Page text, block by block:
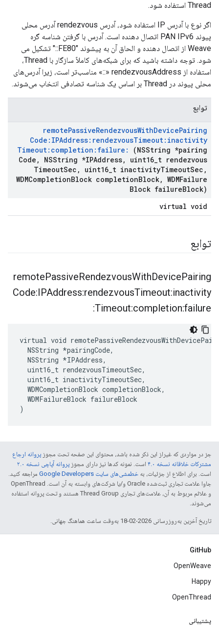
Thread استفاده شود.
اگر نوع با آدرس IP استفاده شود، آدرس rendezvous آدرس محلی
پیوند PAN IPv6 اتصال دهنده است. آدرس با گرفتن شناسه گره
Weave از اتصال دهنده و الحاق آن به پیشوند "FE80::" تشکیل می
شود. توجه داشته باشید که برای شبکه‌های کاملاً سازگار با Thread،
استفاده از rendezvousAddress «::» مناسب‌تر است، زیرا آدرس‌های
محلی پیوند در Thread بر اساس یک شناسه تصادفی انتخاب می‌شوند.
توابع
remotePassiveRendezvousWithDevicePairing
Code:IPAddress:rendezvousTimeout:inactivity
Timeout:completion:failure:
(NSString *pairing
Code , NSString *IPAddress, uint16 t rendezvous
TimeoutSec , uint16 t inactivityTimeoutSec ,
WDMCompletionBlock completionBlock, WDMFailure
Block failureBlock)
virtual void
توابع
remotePassiveRendezvousWithDevicePairing
Code:IPAddress:rendezvousTimeout:inactivity
Timeout:completion:failure:
virtual void
  NSString *pairingCode,
  NSString *IPAddress,
  uint16_t rendezvousTimeoutSec,
  uint16_t inactivityTimeoutSec,
  WDMCompletionBlock completionBlock,
  WDMFailureBlock failureBlock
)
جز در مواردی که غیراز این ذکر شده باشد، محتوای این صفحه تحت مجوز پروانه ارجاع
مشترکات خلاقانه نسخه ۴.۰
است. نمونه کدها نیز دارای مجوز پروانه آپاچی نسخه ۲.۰
است. برای اطلاع از جزئیات، به خطمشی‌های سایت Google Developers‏
مراجعه کنید.
جاوا علامت تجاری ثبت‌شده Oracle و/یا شرکت‌های وابسته به آن است. ‫OpenThread
و علائم مربوط به آن، علامت‌های تجاری Thread Group هستند و تحت پروانه استفاده
می‌شوند.
تاریخ آخرین به‌روزرسانی 2026-02-18 به‌وقت ساعت هماهنگ جهانی.
GitHub
OpenWeave
Happy
OpenThread
پشتیبانی